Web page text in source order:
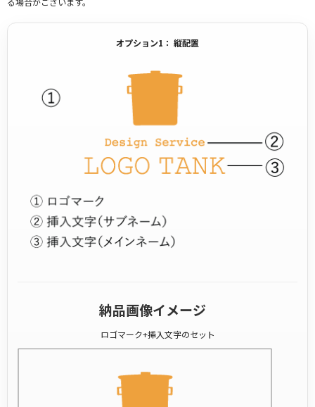
オプション1： 縦配置
納品画像イメージ
ロゴマーク+挿入文字のセット